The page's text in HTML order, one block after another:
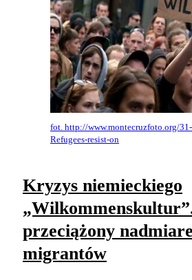
fot. http://www.montecruzfoto.org/
Refugees-resist-on
Kryzys niemieckiego
przeciążony
migrantów